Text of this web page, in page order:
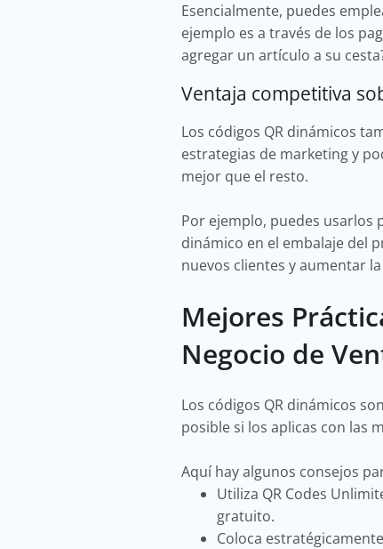
Esencialmente, puedes
ejemplo es a través de los
agregar un artículo a su
Ventaja competitiva
Los códigos QR dinámicos
estrategias de marketing y
mejor que el resto.
Por ejemplo, puedes usarlos
dinámico en el embalaje del
nuevos clientes y aumentar
Mejores
Negocio de
Los códigos QR dinámicos
posible si los aplicas con las
Aquí hay algunos consejos
Utiliza QR Codes
gratuito.
Coloca